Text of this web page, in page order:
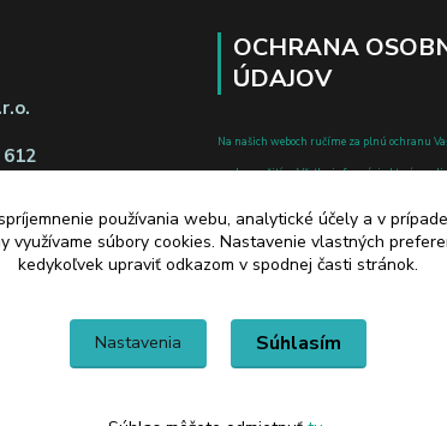
tu
OCHRANA
ÚDAJOV
Na našich weboch ručíme za plnú ochranu
pred zneužitím. Všetky informácie, ktoré
a o zmene a doplnení niektorých zákonov.
používania webu, analytické účely a v
využívame súbory cookies. Nastavenie vlastných
kedykoľvek upraviť odkazom v spodnej časti stránok.
Nastavenia Súhlasím